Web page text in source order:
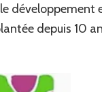
depuis 10